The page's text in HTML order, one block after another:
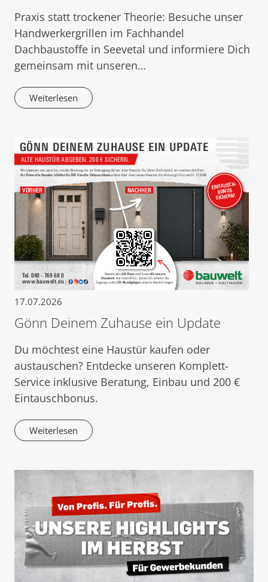
Praxis statt trockener Theorie: Besuche unser
Handwerkergrillen im Fachhandel
Dachbaustoffe in Seevetal und informiere Dich
gemeinsam mit unseren…
Weiterlesen
17.07.2026
Gönn Deinem Zuhause ein Update
Du möchtest eine Haustür kaufen oder
austauschen? Entdecke unseren Komplett-
Service inklusive Beratung, Einbau und 200 €
Eintauschbonus.
Weiterlesen